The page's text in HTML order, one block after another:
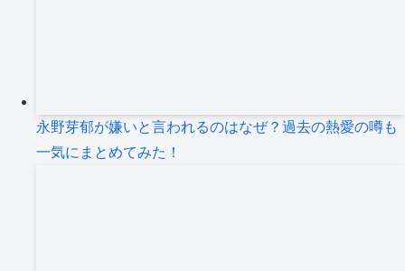
永野芽郁が嫌いと言われるのはなぜ？過去の熱愛の噂も
一気にまとめてみた！